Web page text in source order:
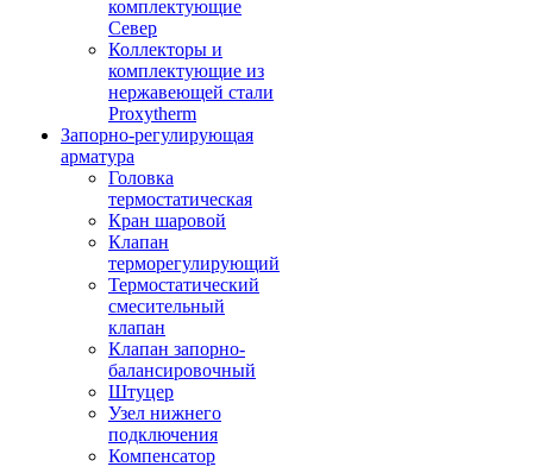
комплектующие
Север
Коллекторы и
комплектующие из
нержавеющей стали
Proxytherm
Запорно-регулирующая
арматура
Головка
термостатическая
Кран шаровой
Клапан
терморегулирующий
Термостатический
смесительный
клапан
Клапан запорно-
балансировочный
Штуцер
Узел нижнего
подключения
Компенсатор